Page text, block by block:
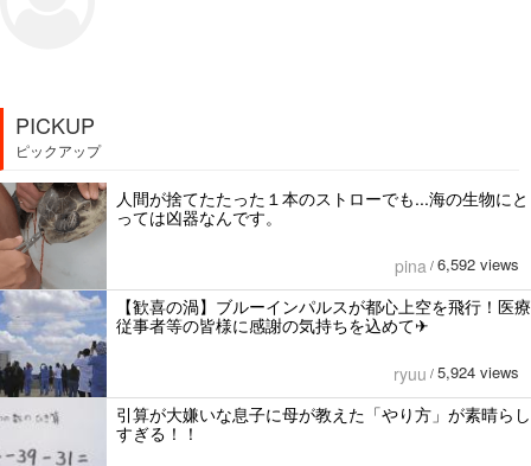
PICKUP
ピックアップ
人間が捨てたたった１本のストローでも...海の生物にと
っては凶器なんです。
pina / 6,592 views
【歓喜の渦】ブルーインパルスが都心上空を飛行！医療
従事者等の皆様に感謝の気持ちを込めて✈︎
ryuu / 5,924 views
引算が大嫌いな息子に母が教えた「やり方」が素晴らし
すぎる！！